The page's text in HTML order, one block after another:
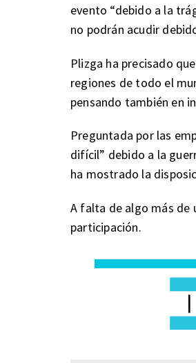
evento “debido a la
no podrán acudir
Plizga ha precisado
regiones de todo el
pensando también en
Preguntada por las
difícil” debido a la
ha mostrado la
A falta de algo más de
participación.